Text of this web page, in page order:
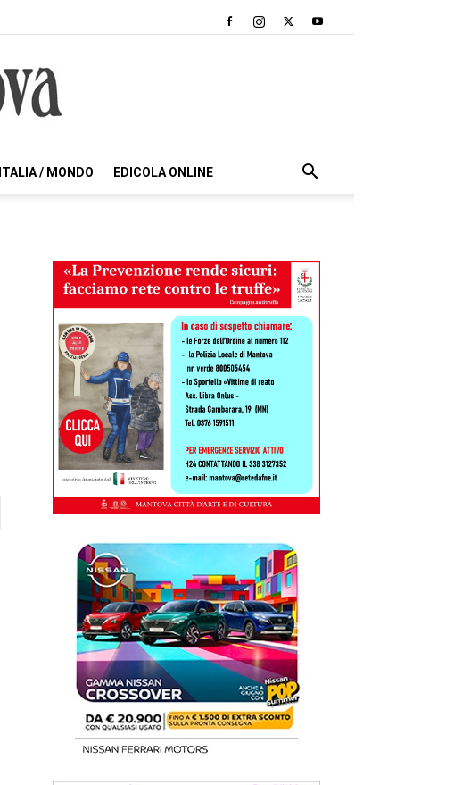
ITALIA / MONDO EDICOLA ONLINE